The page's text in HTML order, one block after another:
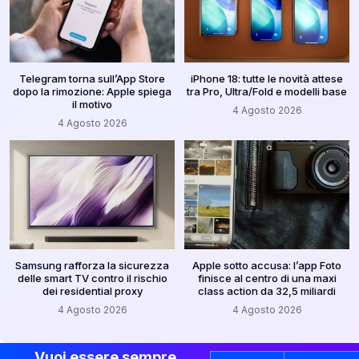
Telegram torna sull’App Store
dopo la rimozione: Apple spiega
il motivo
4 Agosto 2026
iPhone 18: tutte le novità attese
tra Pro, Ultra/Fold e modelli base
4 Agosto 2026
Samsung rafforza la sicurezza
delle smart TV contro il rischio
dei residential proxy
4 Agosto 2026
Apple sotto accusa: l’app Foto
finisce al centro di una maxi
class action da 32,5 miliardi
4 Agosto 2026